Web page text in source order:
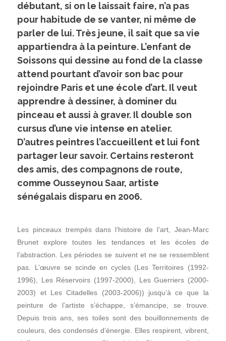
débutant, si on le laissait faire, n’a pas
pour habitude de se vanter, ni même de
parler de lui. Très jeune, il sait que sa vie
appartiendra à la peinture. L’enfant de
Soissons qui dessine au fond de la classe
attend pourtant d’avoir son bac pour
rejoindre Paris et une école d’art. Il veut
apprendre à dessiner, à dominer du
pinceau et aussi à graver. Il double son
cursus d’une vie intense en atelier.
D’autres peintres l’accueillent et lui font
partager leur savoir. Certains resteront
des amis, des compagnons de route,
comme Ousseynou Saar, artiste
sénégalais disparu en 2006.
Les pinceaux trempés dans l’histoire de l’art, Jean-Marc
Brunet explore toutes les tendances et les écoles de
l’abstraction. Les périodes se suivent et ne se ressemblent
pas. L’œuvre se scinde en cycles (Les Territoires (1992-
1996), Les Réservoirs (1997-2000), Les Guerriers (2000-
2003) et Les Citadelles (2003-2006)) jusqu’à ce que la
peinture de l’artiste s’échappe, s’émancipe, se trouve.
Depuis trois ans, ses toiles sont des bouillonnements de
couleurs, des condensés d’énergie. Elles respirent, vibrent,